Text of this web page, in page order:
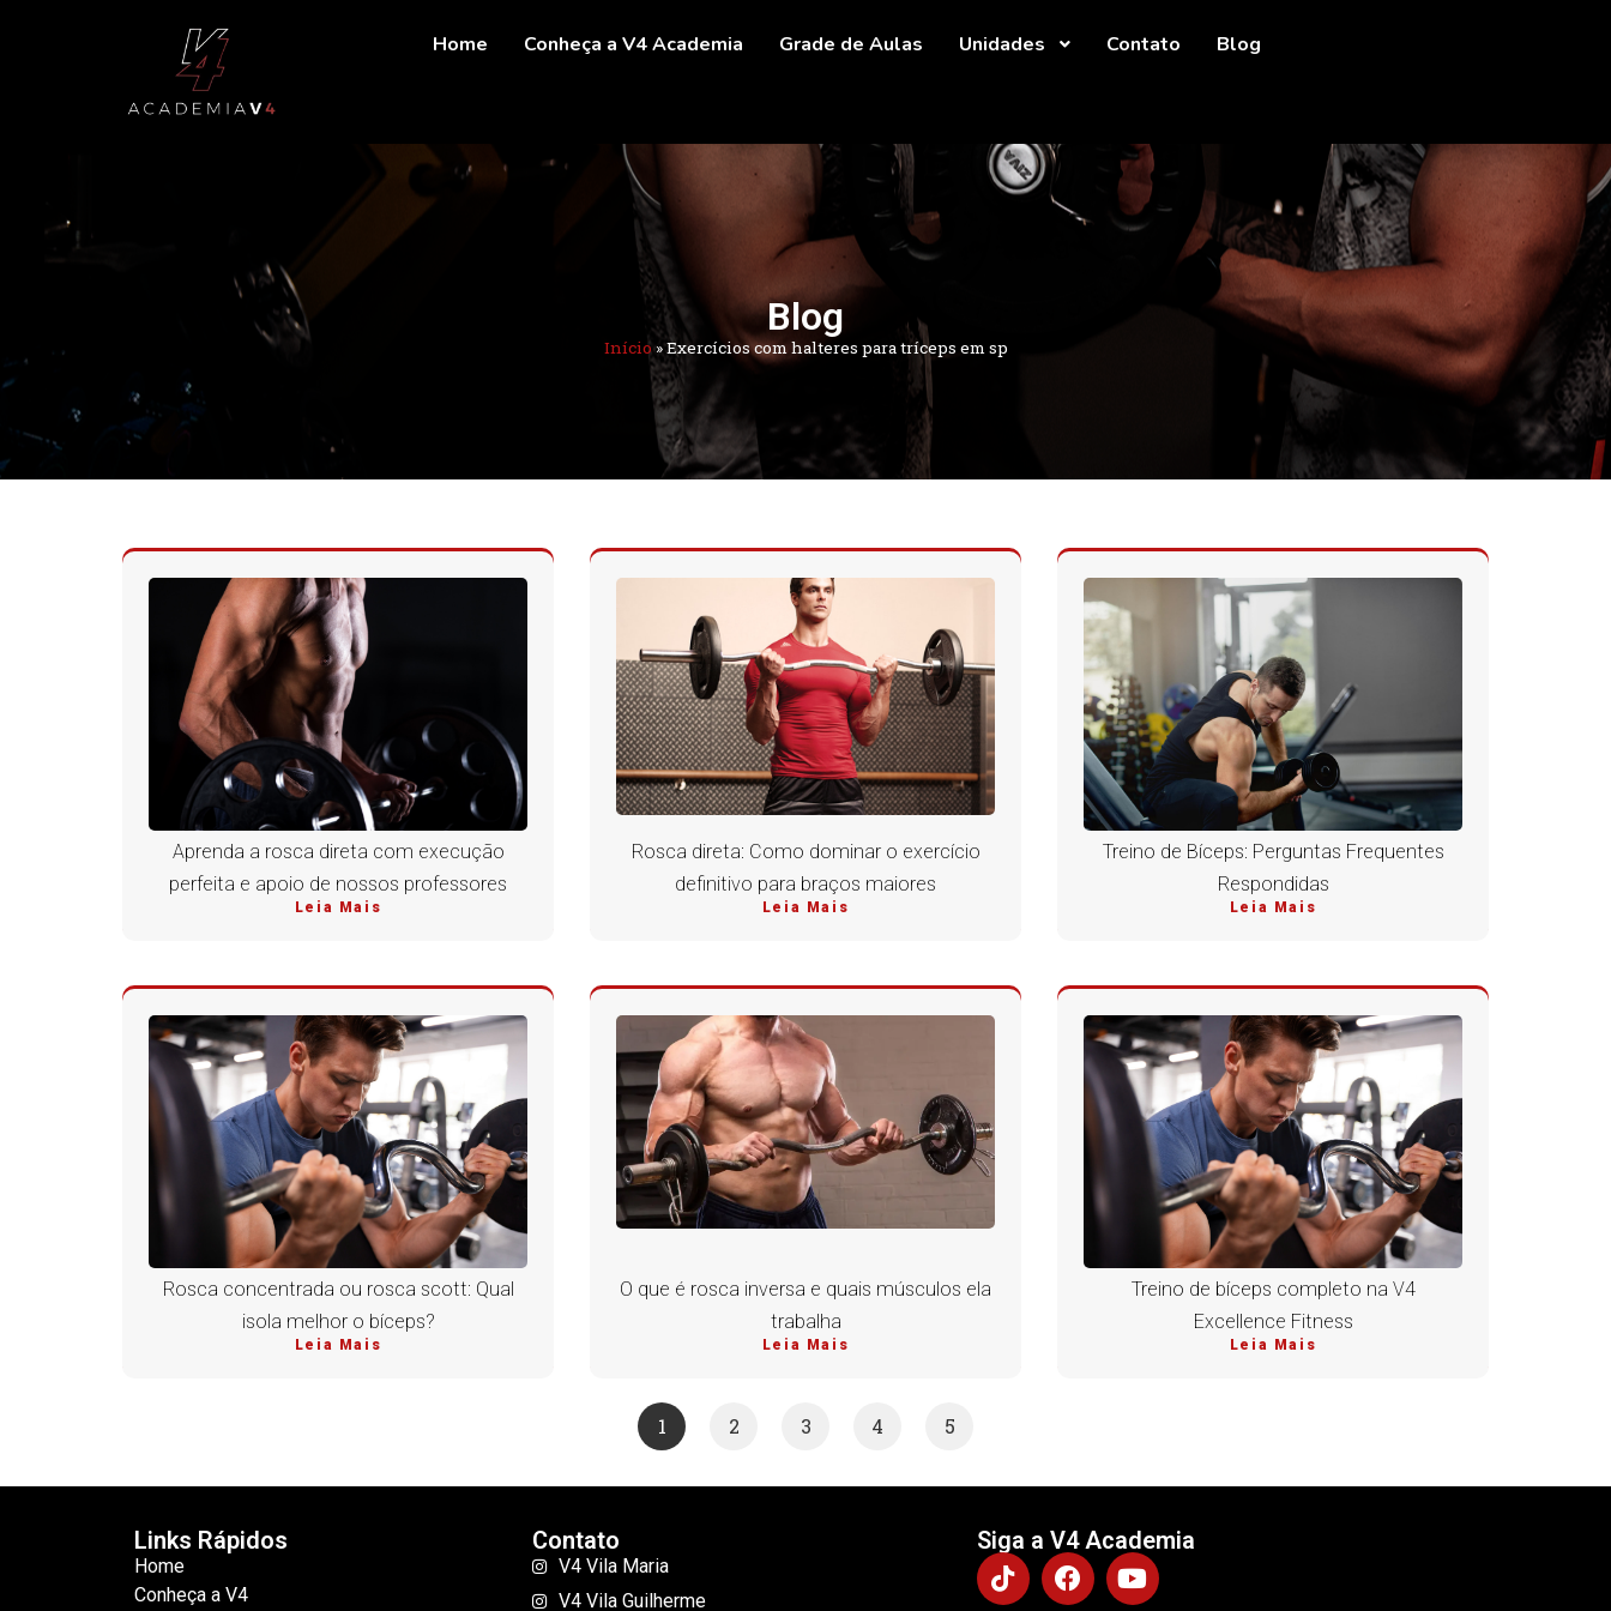
Home Conheça a V4 Academia Grade de Aulas Unidades Contato Blog
Blog
Início»Exercícios com halteres para tríceps em sp
Aprenda a rosca direta com execução
perfeita e apoio de nossos professores
Leia Mais
Rosca direta: Como dominar o exercício
definitivo para braços maiores
Leia Mais
Treino de Bíceps: Perguntas Frequentes
Respondidas
Leia Mais
Rosca concentrada ou rosca scott: Qual
isola melhor o bíceps?
Leia Mais
O que é rosca inversa e quais músculos ela
trabalha
Leia Mais
Treino de bíceps completo na V4
Excellence Fitness
Leia Mais
1 2 3 4 5
Links Rápidos
Home
Conheça a V4
Contato
V4 Vila Maria
V4 Vila Guilherme
Siga a V4 Academia